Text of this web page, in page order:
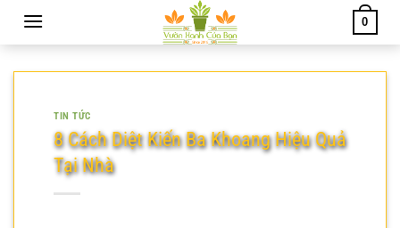
dung
0
TIN TỨC
8 Cách Diệt Kiến Ba Khoang Hiệu Quả
Tại Nhà